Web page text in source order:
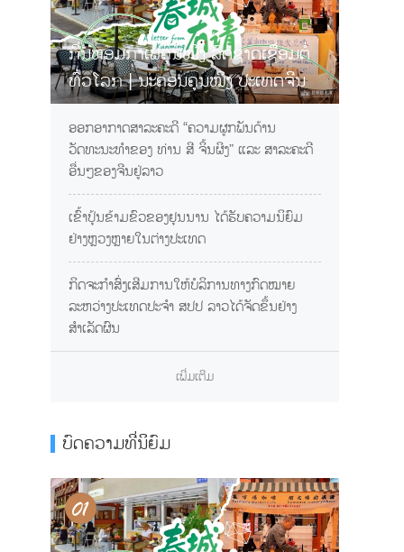
ກິ່ນຫອມກາເຟຄຸນໝິງ ລົດຊາດເຊື່ອມຕໍ່
ທົ່ວໂລກ | ນະຄອນຄຸນໝິງ ປະເທດຈີນ
ການເຊື້ອເຊີນທ່ານຊິມກາເຟຢຸນນານ
ອອກອາກາດສາລະຄະດີ “ຄວາມຜູກພັນດ້ານ
ວັດທະນະທຳຂອງ ທ່ານ ສີ ຈິ້ນຜິງ” ແລະ ສາລະຄະດີ
ອື່ນໆຂອງຈີນຢູ່ລາວ
ເຂົ້າປຸ້ນຂ້າມຂົວຂອງຢຸນນານ ໄດ້ຮັບຄວາມນິຍົມ
ຢ່າງຫຼວງຫຼາຍໃນຕ່າງປະເທດ
ກິດຈະກຳສົ່ງເສີມການໃຫ້ບໍລິການທາງກົດໝາຍ
ລະຫວ່າງປະເທດປະຈຳ ສປປ ລາວໄດ້ຈັດຂຶ້ນຢ່າງ
ສຳເລັດຜົນ
ເພີ່ມເຕີມ
ບົດຄວາມທີ່ນິຍົມ